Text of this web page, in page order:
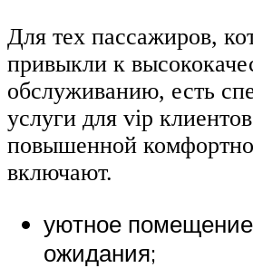
Для тех пассажиров,
привыкли к
обслуживанию, есть
услуги для vip
повышенной
включают.
уютное
ожидания;